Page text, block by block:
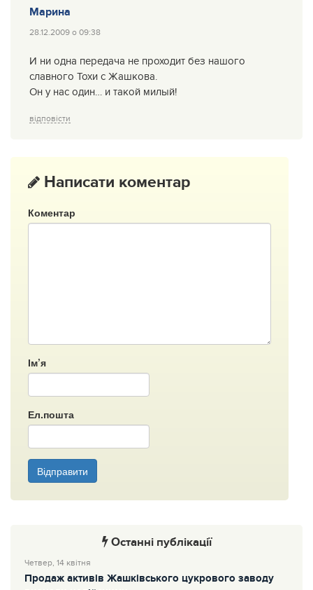
Марина
28.12.2009 о 09:38
И ни одна передача не проходит без нашого
славного Тохи с Жашкова.
Он у нас один… и такой милый!
відповісти
Написати коментар
Коментар
Ім’я
Ел.пошта
Відправити
Останні публікації
Четвер, 14 квітня
Продаж активів Жашківського цукрового заводу